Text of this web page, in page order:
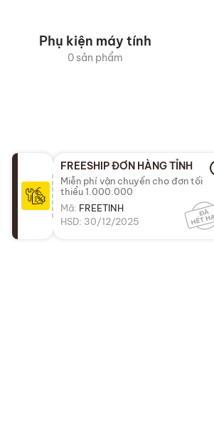
Phụ kiện máy tính
0 sản phẩm
FREESHIP ĐƠN HÀNG TỈNH
Miễn phí vận chuyển cho đơn tối
thiểu 1.000.000
Mã: FREETINH
HSD: 30/12/2025